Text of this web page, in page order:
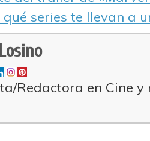
series te llevan a
Redactora en Cine y